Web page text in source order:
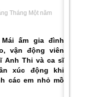
Tháng Một năm
ấm gia đình
vận động viên
Anh Thi và ca sĩ
xúc động khi
các em nhỏ mồ